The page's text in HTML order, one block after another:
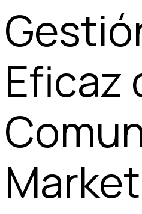
Eficaz